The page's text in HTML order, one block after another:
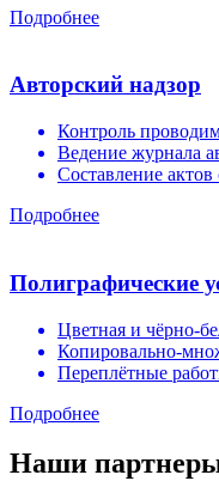
Подробнее
Авторский надзор
Контроль
Ведение журнала
Составление
Подробнее
Полиграфические
Цветная и чёрно-
Копировально-
Переплётные
Подробнее
Наши